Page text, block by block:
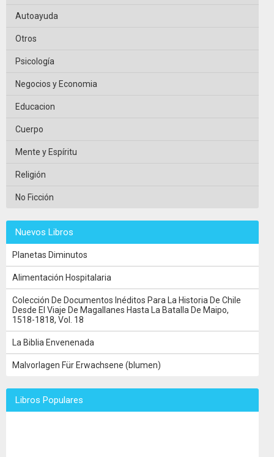
Autoayuda
Otros
Psicología
Negocios y Economia
Educacion
Cuerpo
Mente y Espíritu
Religión
No Ficción
Nuevos Libros
Planetas Diminutos
Alimentación Hospitalaria
Colección De Documentos Inéditos Para La Historia De Chile
Desde El Viaje De Magallanes Hasta La Batalla De Maipo,
1518-1818, Vol. 18
La Biblia Envenenada
Malvorlagen Für Erwachsene (blumen)
Libros Populares